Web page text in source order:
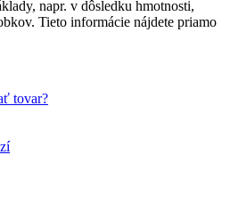
napr. v dôsledku hmotnosti,
Tieto informácie nájdete priamo
tovar?